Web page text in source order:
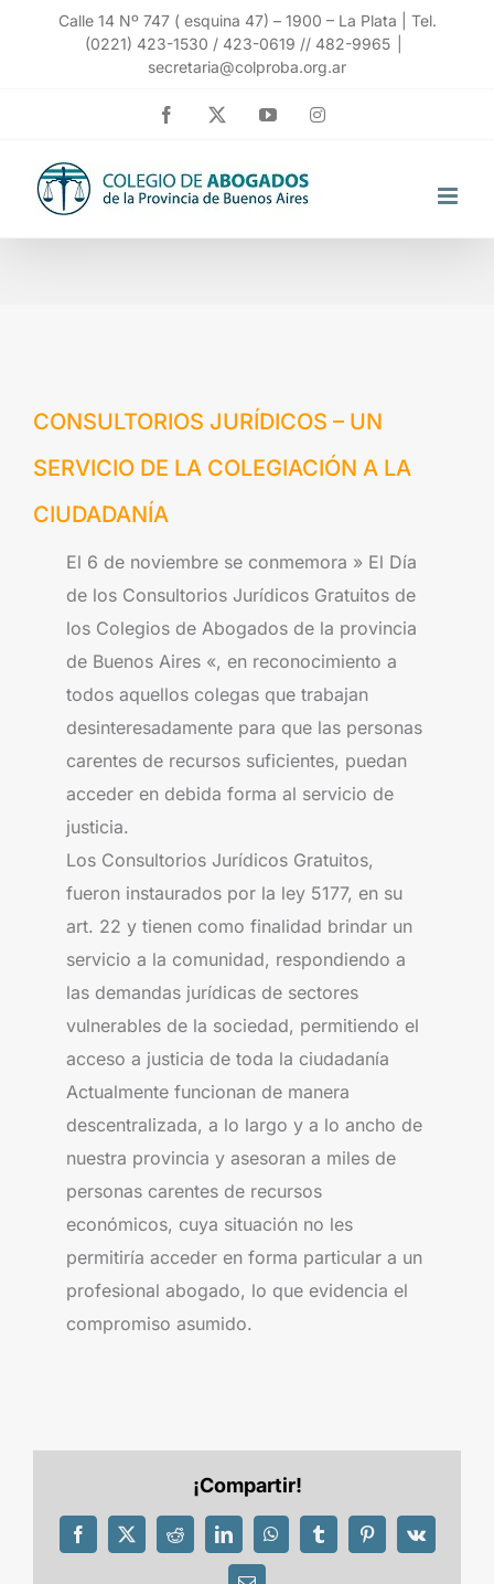
Calle 14 Nº 747 ( esquina 47) – 1900 – La Plata | Tel.
(0221) 423-1530 / 423-0619 // 482-9965
secretaria@colproba.org.ar
Facebook YouTubeInstagram
CONSULTORIOS JURÍDICOS – UN
SERVICIO DE LA COLEGIACIÓN A LA
CIUDADANÍA
El 6 de noviembre se conmemora » El Día
de los Consultorios Jurídicos Gratuitos de
los Colegios de Abogados de la provincia
de Buenos Aires «, en reconocimiento a
todos aquellos colegas que trabajan
desinteresadamente para que las personas
carentes de recursos suficientes, puedan
acceder en debida forma al servicio de
justicia.
Los Consultorios Jurídicos Gratuitos,
fueron instaurados por la ley 5177, en su
art. 22 y tienen como finalidad brindar un
servicio a la comunidad, respondiendo a
las demandas jurídicas de sectores
vulnerables de la sociedad, permitiendo el
acceso a justicia de toda la ciudadanía
Actualmente funcionan de manera
descentralizada, a lo largo y a lo ancho de
nuestra provincia y asesoran a miles de
personas carentes de recursos
económicos, cuya situación no les
permitiría acceder en forma particular a un
profesional abogado, lo que evidencia el
compromiso asumido.
¡Compartir!
Facebook
X RedditLinkedInWhatsAppTumblrPinterest
Vk